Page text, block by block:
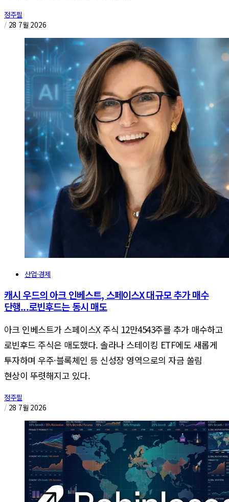
정주필
/ 28 7월 2026
산업·경제
캐시 우드의 아크 인베스트, 스페이스X 대규모 추가 매수
단행...로빈후드는 동시 매도
아크 인베스트가 스페이스X 주식 12만4543주를 추가 매수하고
로빈후드 주식은 매도했다. 솔라나 스테이킹 ETF에도 새롭게
투자하며 우주·블록체인 등 신성장 영역으로의 자금 쏠림
현상이 뚜렷해지고 있다.
정주필
/ 28 7월 2026